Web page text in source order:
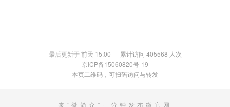
最后更新于 前天 15:00 累计访问 405568 人次
京ICP备15060820号-19
本页二维码，可扫码访问与转发
来“微简介”三分钟发布微官网